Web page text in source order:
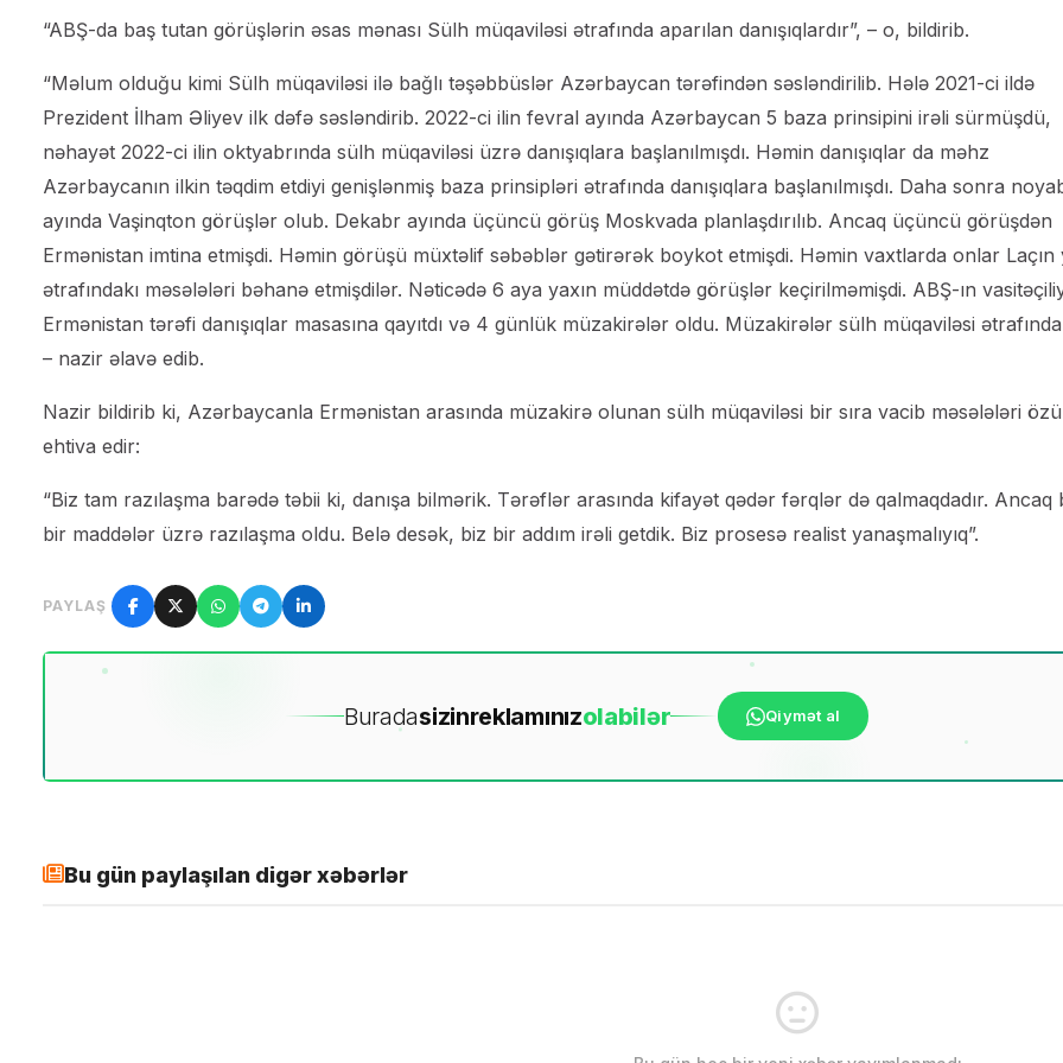
“ABŞ-da baş tutan görüşlərin əsas mənası Sülh müqaviləsi ətrafında aparılan danışıqlardır”, – o, bildirib.
“Məlum olduğu kimi Sülh müqaviləsi ilə bağlı təşəbbüslər Azərbaycan tərəfindən səsləndirilib. Hələ 2021-ci ildə
Prezident İlham Əliyev ilk dəfə səsləndirib. 2022-ci ilin fevral ayında Azərbaycan 5 baza prinsipini irəli sürmüşdü,
nəhayət 2022-ci ilin oktyabrında sülh müqaviləsi üzrə danışıqlara başlanılmışdı. Həmin danışıqlar da məhz
Azərbaycanın ilkin təqdim etdiyi genişlənmiş baza prinsipləri ətrafında danışıqlara başlanılmışdı. Daha sonra
ayında Vaşinqton görüşlər olub. Dekabr ayında üçüncü görüş Moskvada planlaşdırılıb. Ancaq üçüncü görüşdən
Ermənistan imtina etmişdi. Həmin görüşü müxtəlif səbəblər gətirərək boykot etmişdi. Həmin vaxtlarda onlar Laçın
ətrafındakı məsələləri bəhanə etmişdilər. Nəticədə 6 aya yaxın müddətdə görüşlər keçirilməmişdi. ABŞ-ın
Ermənistan tərəfi danışıqlar masasına qayıtdı və 4 günlük müzakirələr oldu. Müzakirələr sülh müqaviləsi ətrafında
– nazir əlavə edib.
Nazir bildirib ki, Azərbaycanla Ermənistan arasında müzakirə olunan sülh müqaviləsi bir sıra vacib məsələləri
ehtiva edir:
“Biz tam razılaşma barədə təbii ki, danışa bilmərik. Tərəflər arasında kifayət qədər fərqlər də qalmaqdadır. Ancaq
bir maddələr üzrə razılaşma oldu. Belə desək, biz bir addım irəli getdik. Biz prosesə realist yanaşmalıyıq”.
PAYLAŞ
Buradasizinreklamınızolabilər Qiymət al
Bu gün paylaşılan digər xəbərlər